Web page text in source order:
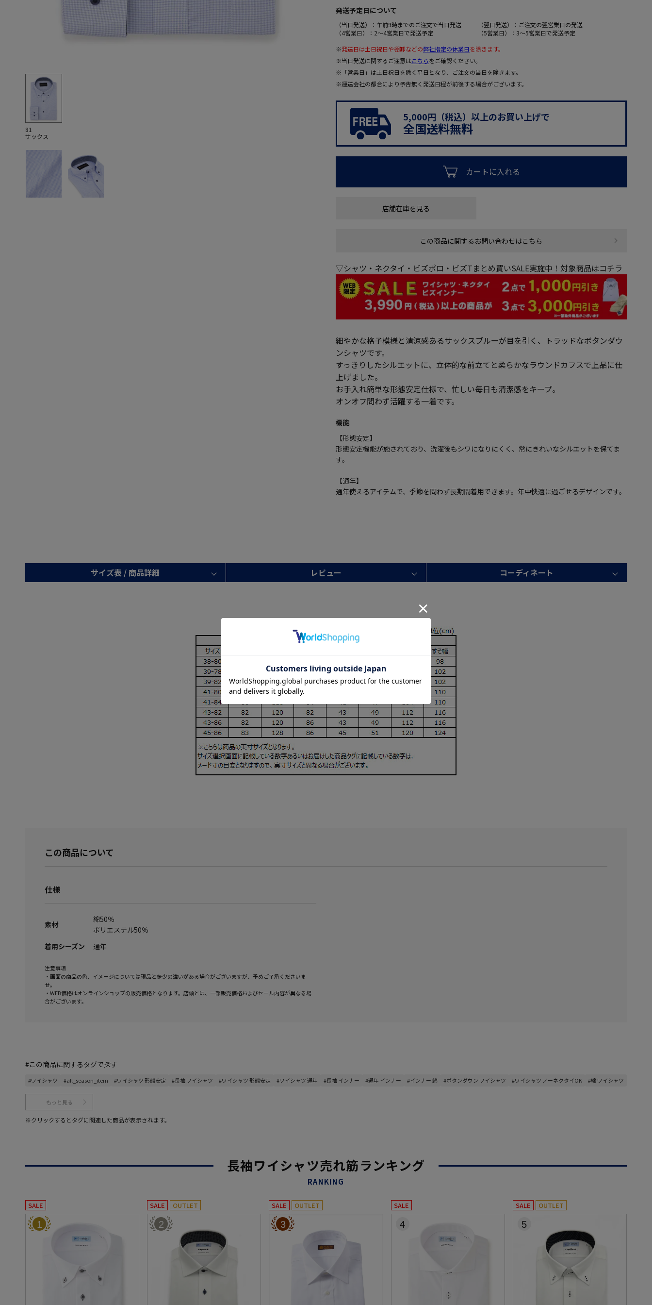
81
サックス
発送予定日について
（当日発送）：午前9時までのご注文で当日発送
（翌日発送）：ご注文の翌営業日の発送
（4営業日）：2～4営業日で発送予定
（5営業日）：3～5営業日で発送予定
※発送日は土日祝日や棚卸などの弊社指定の休業日を除きます。
※当日発送に関するご注意はこちらをご確認ください。
※「営業日」は土日祝日を除く平日となり、ご注文の当日を除きます。
※運送会社の都合により予告無く発送日程が前後する場合がございます。
5,000円（税込）以上のお買い上げで
全国送料無料
カートに入れる
店舗在庫を見る
この商品に関するお問い合わせはこちら
▽シャツ・ネクタイ・ビズポロ・ビズTまとめ買いSALE実施中！対象商品はコチラ
細やかな格子模様と清涼感あるサックスブルーが目を引く、トラッドなボタンダウ
ンシャツです。
すっきりしたシルエットに、立体的な前立てと柔らかなラウンドカフスで上品に仕
上げました。
お手入れ簡単な形態安定仕様で、忙しい毎日も清潔感をキープ。
オンオフ問わず活躍する一着です。
機能
【形態安定】
形態安定機能が施されており、洗濯後もシワになりにくく、常にきれいなシルエットを保てま
す。
【通年】
通年使えるアイテムで、季節を問わず長期間着用できます。年中快適に過ごせるデザインです。
サイズ表 / 商品詳細 レビュー コーディネート
この商品について
仕様
素材
綿50％
ポリエステル50％
着用シーズン
通年
注意事項
・画面の商品の色、イメージについては現品と多少の違いがある場合がございますが、予めご了承くださいま
せ。
・WEB価格はオンラインショップの販売価格となります。店頭とは、一部販売価格およびセール内容が異なる場
合がございます。
#この商品に関するタグで探す
#ワイシャツ #all_season_item #ワイシャツ 形態安定 #長袖 ワイシャツ #ワイシャツ 形態安定 #ワイシャツ 通年 #長袖 インナー #通年 インナー #インナー 綿 #ボタンダウン ワイシャツ #ワイシャツ ノーネクタイOK #綿 ワイシャツ
もっと見る
※クリックするとタグに関連した商品が表示されます。
長袖ワイシャツ売れ筋ランキング
RANKING
SALE
1
SALE OUTLET
2
SALE OUTLET
3
SALE
4
SALE OUTLET
5